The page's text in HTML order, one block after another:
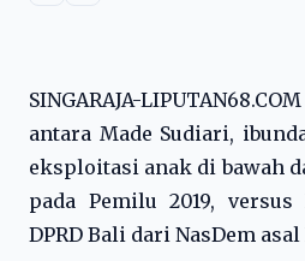
SINGARAJA-
antara Made Sudiari,
eksploitasi anak di bawah
pada Pemilu 2019, versus
DPRD Bali dari NasDem